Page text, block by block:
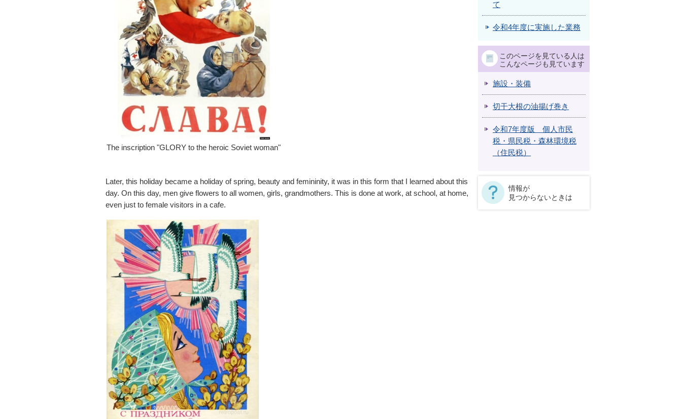
The inscription "GLORY to the heroic Soviet woman"
Later, this holiday became a holiday of spring, beauty and femininity, it was in this form that I learned about this
day. On this day, men give flowers to all women, girls, grandmothers. This is done at work, at school, at home,
even just to female visitors in a cafe.
て
令和4年度に実施した業務
このページを見ている人は
こんなページも見ています
施設・装備
切干大根の油揚げ巻き
令和7年度版 個人市民
税・県民税・森林環境税
（住民税）
情報が
見つからないときは